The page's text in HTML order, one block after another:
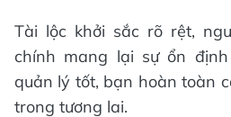
Tài lộc khởi sắc rõ rệt,
chính mang lại sự ổn
quản lý tốt, bạn hoàn toàn
trong tương lai.